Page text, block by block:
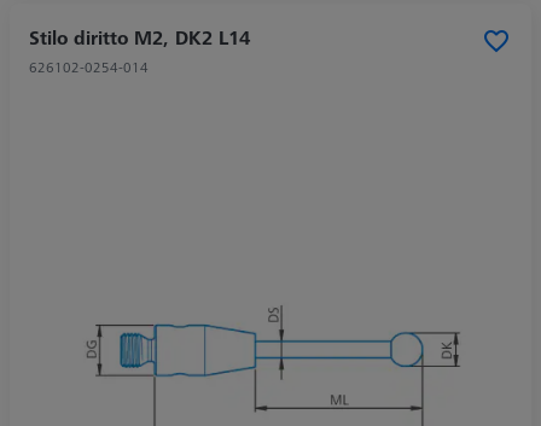
Stilo diritto M2, DK2 L14
626102-0254-014